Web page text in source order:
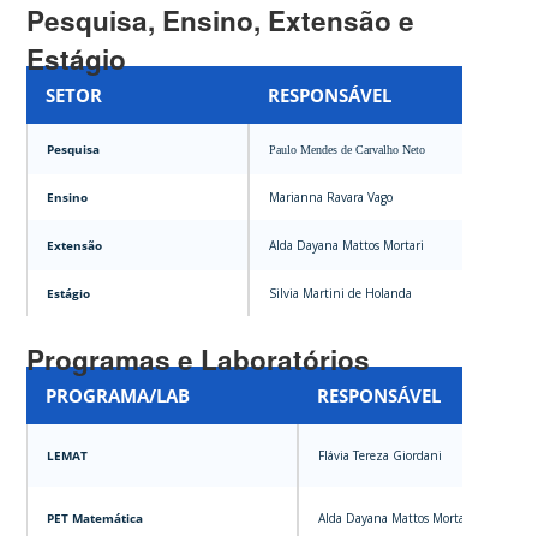
Pesquisa, Ensino, Extensão e
Estágio
SETOR RESPONSÁVEL
Pesquisa Paulo Mendes de Carvalho Neto
Ensino Marianna Ravara Vago
Extensão Alda Dayana Mattos Mortari
Estágio Silvia Martini de Holanda
Programas e Laboratórios
PROGRAMA/LAB RESPONSÁVEL
LEMAT Flávia Tereza Giordani
PET Matemática Alda Dayana Mattos Mortari